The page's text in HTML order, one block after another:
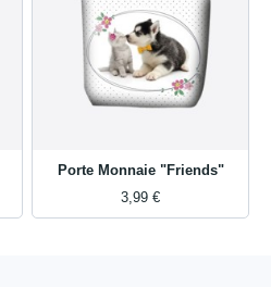
Porte Monnaie "Friends"
3,99 €